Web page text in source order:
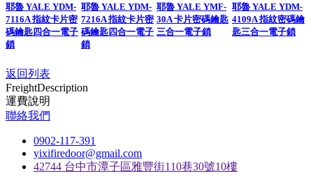
耶魯 YALE YDM-
7116A 指紋卡片密
碼鑰匙四合一電子
鎖
耶魯 YALE YDM-
7216A 指紋卡片密
碼鑰匙四合一電子
鎖
耶魯 YALE YMF-
30A 卡片密碼鑰匙
三合一電子鎖
耶魯 YALE YDM-
4109A 指紋密碼鑰
匙三合一電子鎖
返回列表
FreightDescription
運費說明
聯絡我們
0902-117-391
yixifiredoor@gmail.com
42744 台中市潭子區雅豐街110巷30號10樓